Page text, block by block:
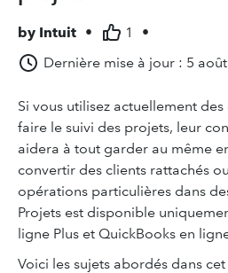
by Intuit • 1
•
Dernière mise à jour : 5
Si vous utilisez actuellement
faire le suivi des projets, leur
aidera à tout garder au même
convertir des clients rattachés
opérations particulières dans
Projets est disponible
ligne Plus et QuickBooks en
Voici les sujets abordés dans